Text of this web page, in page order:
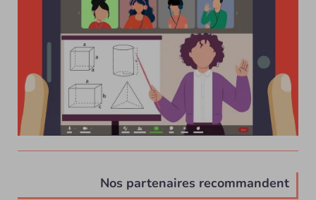
Nos partenaires recommandent